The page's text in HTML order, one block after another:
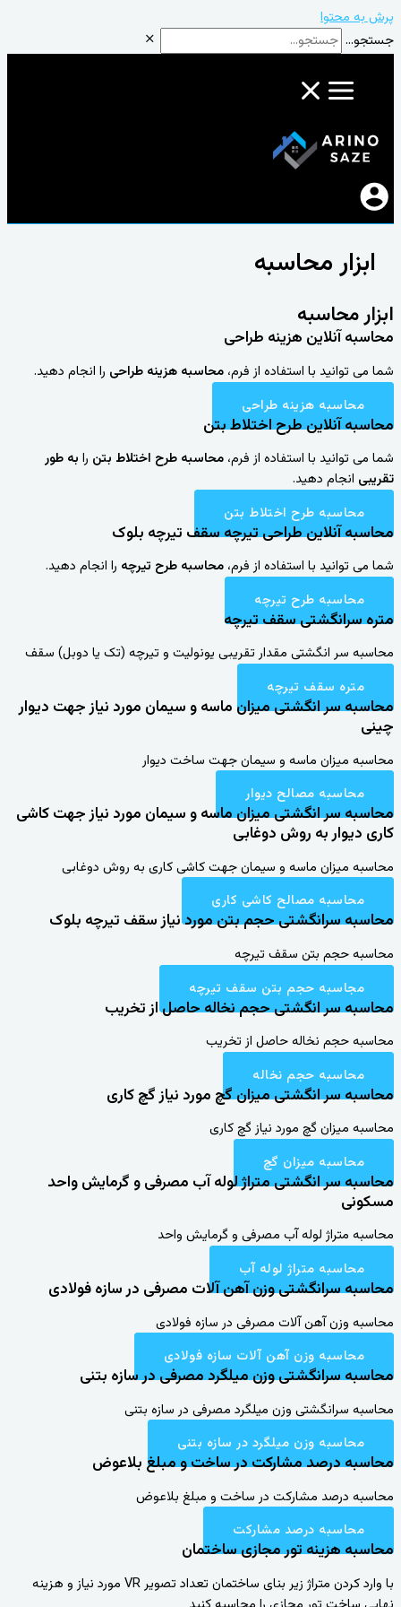
پرش به محتوا
جستجو...
ابزار محاسبه
ابزار محاسبه
محاسبه آنلاین هزینه طراحی
شما می توانید با استفاده از فرم، محاسبه هزینه طراحی را انجام دهید.
محاسبه هزینه طراحی
محاسبه آنلاین طرح اختلاط بتن​
شما می توانید با استفاده از فرم، محاسبه طرح اختلاط بتن را به طور
تقریبی انجام دهید.
محاسبه طرح اختلاط بتن
محاسبه آنلاین طراحی تیرچه سقف تیرچه بلوک
شما می توانید با استفاده از فرم، محاسبه طرح تیرچه را انجام دهید.
محاسبه طرح تیرچه
متره سرانگشتی سقف تیرچه
محاسبه سر انگشتی مقدار تقریبی یونولیت و تیرچه (تک یا دوبل) سقف
متره سقف تیرچه
محاسبه سر انگشتی میزان ماسه و سیمان مورد نیاز جهت دیوار
چینی
محاسبه میزان ماسه و سیمان جهت ساخت دیوار
محاسبه مصالح دیوار
محاسبه سر انگشتی میزان ماسه و سیمان مورد نیاز جهت کاشی
کاری دیوار به روش دوغابی
محاسبه میزان ماسه و سیمان جهت کاشی کاری به روش دوغابی
محاسبه مصالح کاشی کاری
محاسبه سرانگشتی حجم بتن مورد نیاز سقف تیرچه بلوک
محاسبه حجم بتن سقف تیرچه
مجاسبه حجم بتن سقف تیرچه
محاسبه سر انگشتی حجم نخاله حاصل از تخریب
محاسبه حجم نخاله حاصل از تخریب
محاسبه حجم نخاله
محاسبه سر انگشتی میزان گچ مورد نیاز گچ کاری
محاسبه میزان گچ مورد نیاز گچ کاری
محاسبه میزان گچ
محاسبه سر انگشتی متراژ لوله آب مصرفی و گرمایش واحد
مسکونی
محاسبه متراژ لوله آب مصرفی و گرمایش واحد
محاسبه متراژ لوله آب
محاسبه سرانگشتی وزن آهن آلات مصرفی در سازه فولادی
محاسبه وزن آهن آلات مصرفی در سازه فولادی
محاسبه وزن آهن آلات سازه فولادی
محاسبه سرانگشتی وزن میلگرد مصرفی در سازه بتنی
محاسبه سرانگشتی وزن میلگرد مصرفی در سازه بتنی
محاسبه وزن میلگرد در سازه بتنی
محاسبه درصد مشارکت در ساخت و مبلغ بلاعوض
محاسبه درصد مشارکت در ساخت و مبلغ بلاعوض
محاسبه درصد مشارکت
محاسبه هزینه تور مجازی ساختمان
با وارد کردن متراژ زیر بنای ساختمان تعداد تصویر VR مورد نیاز و هزینه